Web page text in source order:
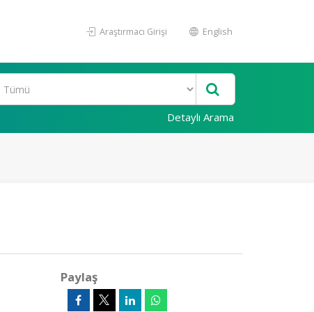
Araştırmacı Girişi English
Detaylı Arama
Paylaş